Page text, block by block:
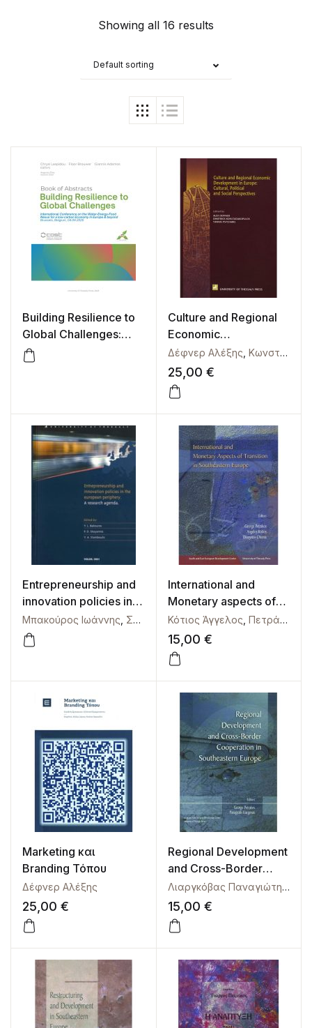
Showing all 16 results
Default sorting
Building Resilience to
Global Challenges:
Book of Abstracts of
Nexus for a low-
carbon Economy in
Europe & beyond, 4
June 2025, Brussels,
Belgium
Culture and Regional
Economic
Development in
Europe: Cultural,
political and social
perspectives
Δέφνερ Αλέξης Κωνσταντακόπουλος Δημήτριος
25,00 €
Entrepreneurship and
innovation policies in
the European
periphery. A research
agenda
Μπακούρος Ιωάννης Σκάγιαννης Παντελής ,Σταμπουλής
International and
Monetary aspects of
Transition in
Southeastern Europe
Κότιος Άγγελος Πετράκος Γεώργιος
15,00 €
Marketing και
Branding Τόπου
Δέφνερ Αλέξης
25,00 €
Regional Development
and Cross-Border
Cooperation in
Southeastern Europe
Λιαργκόβας Παναγιώτης,
15,00 €